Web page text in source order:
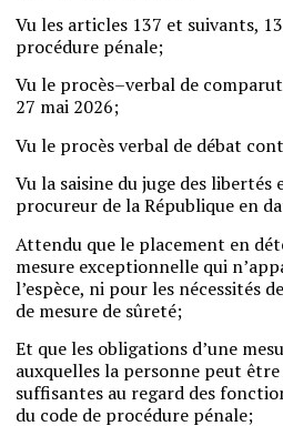
Vules articles 137 et suivants,
procédure pénale;
Vule procès–verbal de
27 mai 2026;
Vule procèsverbal de débat
Vula saisine dujuge deslibertés
procureur delaRépublique en
Attendu quele placement en
mesure exceptionnelle qui
l’espèce, ni pourles nécessités
de mesure de sûreté;
Et queles obligations d’une
auxquellesla personne peut être
suffisantes au regard des
du code de procédure pénale;